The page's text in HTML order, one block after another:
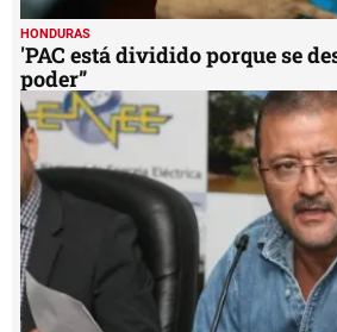
HONDURAS
'PAC está dividido porque se
poder”